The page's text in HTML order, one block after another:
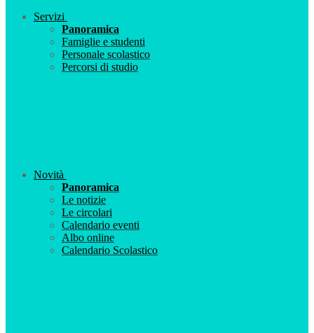
Servizi
Panoramica
Famiglie e studenti
Personale scolastico
Percorsi di studio
Novità
Panoramica
Le notizie
Le circolari
Calendario eventi
Albo online
Calendario Scolastico